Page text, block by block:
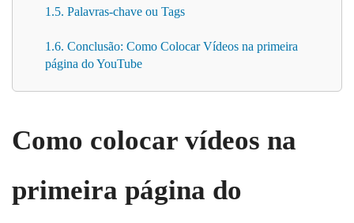
1.5. Palavras-chave ou Tags
1.6. Conclusão: Como Colocar Vídeos na primeira
página do YouTube
Como colocar vídeos na
primeira página do